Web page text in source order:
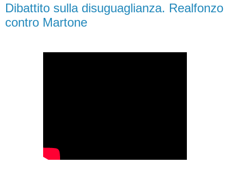
Dibattito sulla disuguaglianza. Realfonzo
contro Martone